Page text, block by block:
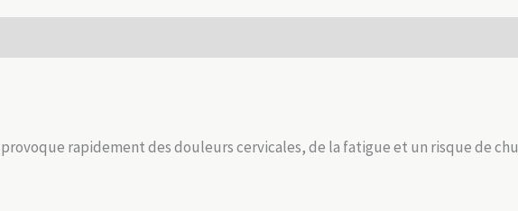
rapidement des douleurs cervicales, de la fatigue et un risque de